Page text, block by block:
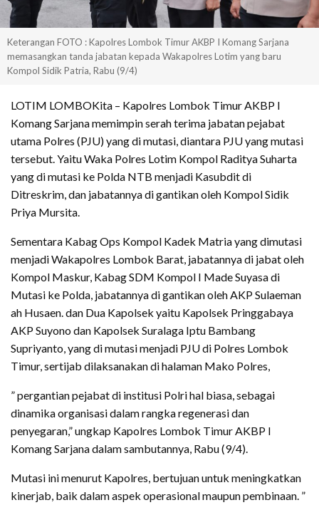
Keterangan FOTO : Kapolres Lombok Timur AKBP I Komang Sarjana
memasangkan tanda jabatan kepada Wakapolres Lotim yang baru
Kompol Sidik Patria, Rabu (9/4)
LOTIM LOMBOKita – Kapolres Lombok Timur AKBP I
Komang Sarjana memimpin serah terima jabatan pejabat
utama Polres (PJU) yang di mutasi, diantara PJU yang mutasi
tersebut. Yaitu Waka Polres Lotim Kompol Raditya Suharta
yang di mutasi ke Polda NTB menjadi Kasubdit di
Ditreskrim, dan jabatannya di gantikan oleh Kompol Sidik
Priya Mursita.
Sementara Kabag Ops Kompol Kadek Matria yang dimutasi
menjadi Wakapolres Lombok Barat, jabatannya di jabat oleh
Kompol Maskur, Kabag SDM Kompol I Made Suyasa di
Mutasi ke Polda, jabatannya di gantikan oleh AKP Sulaeman
ah Husaen. dan Dua Kapolsek yaitu Kapolsek Pringgabaya
AKP Suyono dan Kapolsek Suralaga Iptu Bambang
Supriyanto, yang di mutasi menjadi PJU di Polres Lombok
Timur, sertijab dilaksanakan di halaman Mako Polres,
” pergantian pejabat di institusi Polri hal biasa, sebagai
dinamika organisasi dalam rangka regenerasi dan
penyegaran,” ungkap Kapolres Lombok Timur AKBP I
Komang Sarjana dalam sambutannya, Rabu (9/4).
Mutasi ini menurut Kapolres, bertujuan untuk meningkatkan
kinerjab, baik dalam aspek operasional maupun pembinaan. ”